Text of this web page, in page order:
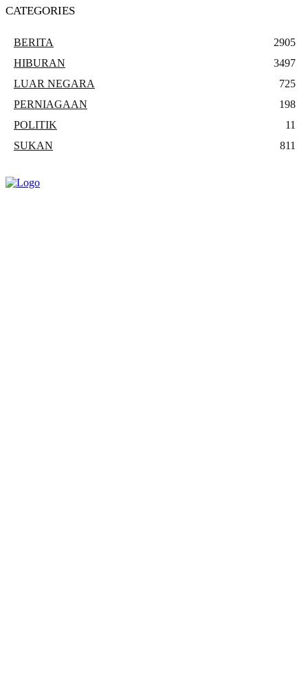
CATEGORIES
BERITA
2905
HIBURAN
3497
LUAR NEGARA
725
PERNIAGAAN
198
POLITIK
11
SUKAN
811